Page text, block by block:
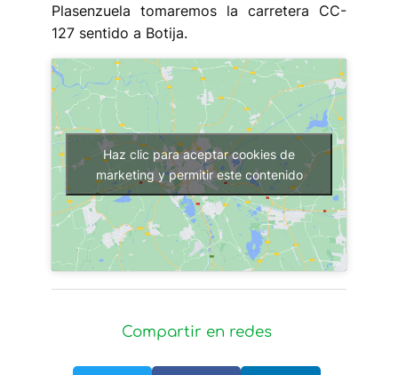
Plasenzuela tomaremos la carretera CC-
127 sentido a Botija.
Haz clic para aceptar cookies de
marketing y permitir este contenido
Compartir en redes